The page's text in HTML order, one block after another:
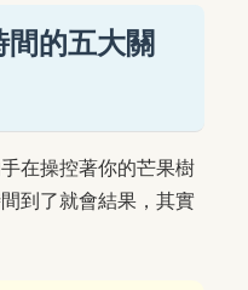
的五大關
在操控著你的芒果樹
到了就會結果，其實